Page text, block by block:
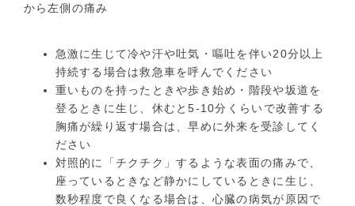
から左側の痛み
急激に生じて冷や汗や吐気・嘔吐を伴い20分以上
持続する場合は救急車を呼んでください
重いものを持ったときや歩き始め・階段や坂道を
登るときに生じ、休むと5-10分くらいで改善する
胸痛が繰り返す場合は、早めに外来を受診してく
ださい
対照的に「チクチク」するような表面の痛みで、
座っているときなど静かにしているときに生じ、
数秒程度で良くなる場合は、心臓の病気が原因で